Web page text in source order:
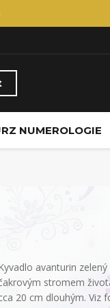
NUMEROLOGIE
avanturin
stromem
20 cm dlouhým. Viz